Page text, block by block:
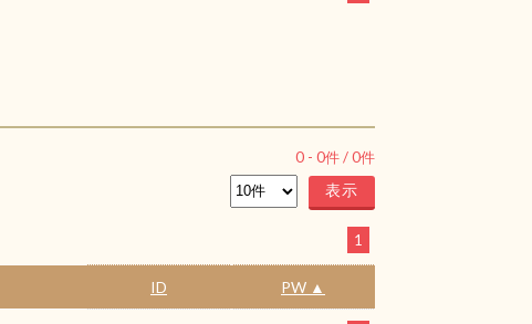
0 - 0件 /0件
1
ID PW ▲